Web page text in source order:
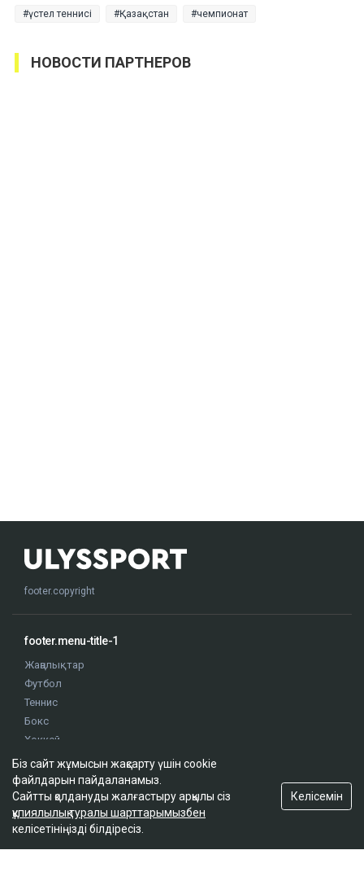
үстел теннисі Қазақстан чемпионат
НОВОСТИ ПАРТНЕРОВ
footer.copyright
footer.menu-title-1
Жаңалықтар
Футбол
Теннис
Бокс
Хоккей
Жекпе жек
Оқиғалар
Олимпиада
Біз сайт жұмысын жақсарту үшін cookie
файлдарын пайдаланамыз.
Сайтты қолдануды жалғастыру арқылы сіз
құпиялылық туралы шарттарымызбен
келісетініңізді білдіресіз.
Келісемін